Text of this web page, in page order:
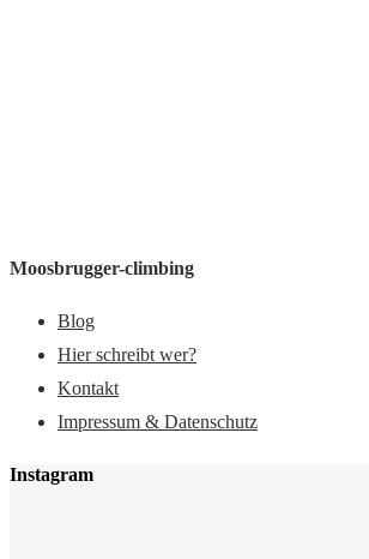
Moosbrugger-climbing
Blog
Hier schreibt wer?
Kontakt
Impressum & Datenschutz
Instagram